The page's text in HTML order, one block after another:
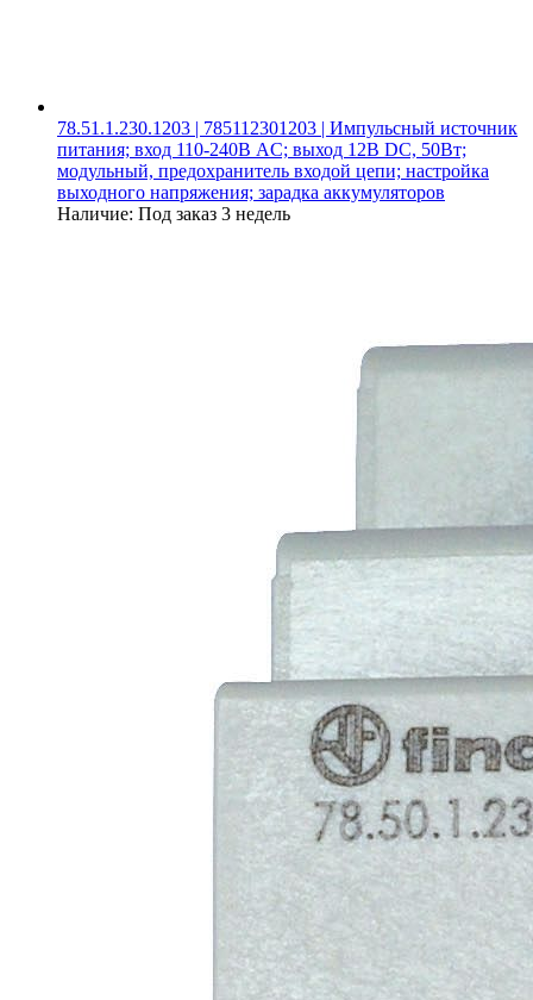
78.51.1.230.1203 | 785112301203 | Импульсный источник
питания; вход 110-240В AC; выход 12В DC, 50Вт;
модульный, предохранитель входой цепи; настройка
выходного напряжения; зарадка аккумуляторов
Наличие: Под заказ 3 недель